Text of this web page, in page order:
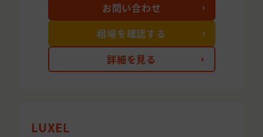
詳細を見る
お問い合わせ
相場を確認する
LUXEL